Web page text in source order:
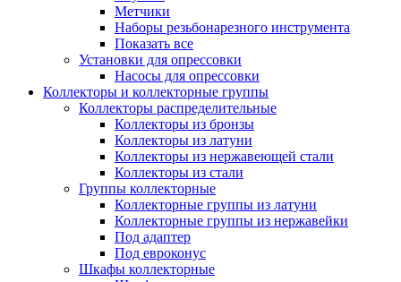
Метчики
Наборы резьбонарезного инструмента
Показать все
Установки для опрессовки
Насосы для опрессовки
Коллекторы и коллекторные группы
Коллекторы распределительные
Коллекторы из бронзы
Коллекторы из латуни
Коллекторы из нержавеющей стали
Коллекторы из стали
Группы коллекторные
Коллекторные группы из латуни
Коллекторные группы из нержавейки
Под адаптер
Под евроконус
Шкафы коллекторные